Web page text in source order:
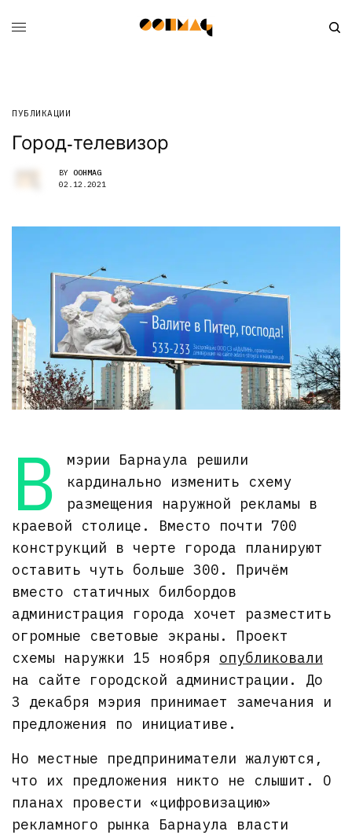
ПУБЛИКАЦИИ
Город-телевизор
BY OOHMAG
02.12.2021
В
мэрии Барнаула решили
кардинально изменить схему
размещения наружной рекламы в
краевой столице. Вместо почти 700
конструкций в черте города планируют
оставить чуть больше 300. Причём
вместо статичных билбордов
администрация города хочет разместить
огромные световые экраны. Проект
схемы наружки 15 ноября опубликовали
на сайте городской администрации. До
3 декабря мэрия принимает замечания и
предложения по инициативе.
Но местные предприниматели жалуются,
что их предложения никто не слышит. О
планах провести «цифровизацию»
рекламного рынка Барнаула власти